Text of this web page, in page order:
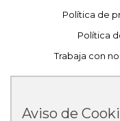
Política de
Política
Trabaja con
Aviso de